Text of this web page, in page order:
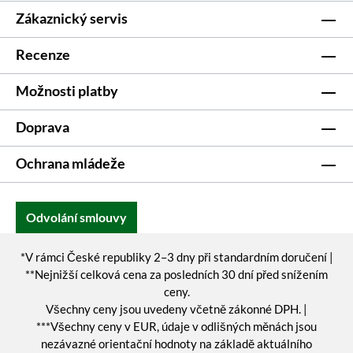
Zákaznický servis
Recenze
Možnosti platby
Doprava
Ochrana mládeže
Odvolání smlouvy
*V rámci České republiky 2–3 dny při standardním doručení |
**Nejnižší celková cena za posledních 30 dní před snížením
ceny.
Všechny ceny jsou uvedeny včetně zákonné DPH. |
***Všechny ceny v EUR, údaje v odlišných měnách jsou
nezávazné orientační hodnoty na základě aktuálního